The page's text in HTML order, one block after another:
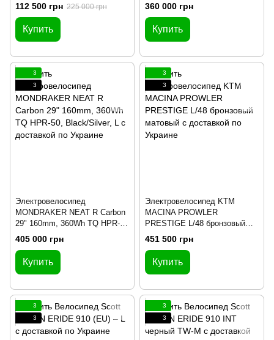
серо-красный, 2020, тестовый
112 500 грн 225 000 грн
Купить
(2023/2024)
360 000 грн
Купить
3
3
Электровелосипед
MONDRAKER NEAT R Carbon
29" 160mm, 360Wh TQ HPR-
50, Black/Silver, L
405 000 грн
Купить
3
3
Электровелосипед KTM
MACINA PROWLER
PRESTIGE L/48 бронзовый
матовый
451 500 грн
Купить
3
3
3
3